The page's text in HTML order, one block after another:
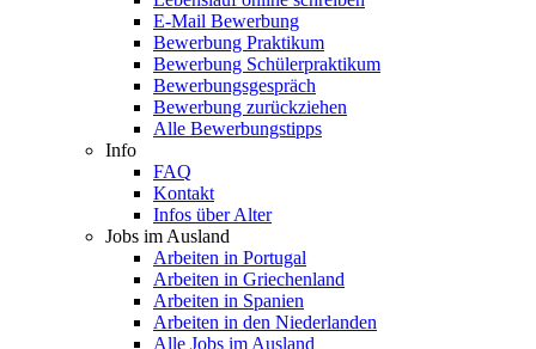
E-Mail Bewerbung
Bewerbung Praktikum
Bewerbung Schülerpraktikum
Bewerbungsgespräch
Bewerbung zurückziehen
Alle Bewerbungstipps
Info
FAQ
Kontakt
Infos über Alter
Jobs im Ausland
Arbeiten in Portugal
Arbeiten in Griechenland
Arbeiten in Spanien
Arbeiten in den Niederlanden
Alle Jobs im Ausland